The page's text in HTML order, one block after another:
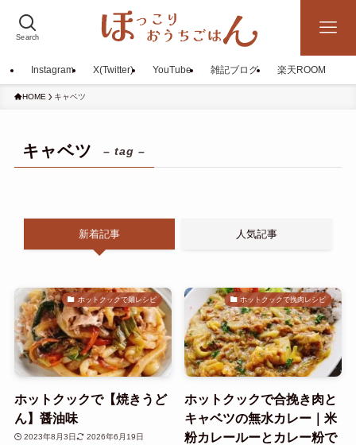
Search
Instagram X(Twitter) YouTube 雑記ブログ 楽天ROOM
HOME キャベツ
キャベツ – tag –
新着記事 人気記事
ホットクックで麺レシピ
ホットクックで【焼きうど
ん】醤油味
2023年8月3日 2026年6月19日
ホットクックで挽肉レシピ
ホットクックで合挽き肉と
キャベツの無水カレー｜米
粉カレールーとカレー粉で